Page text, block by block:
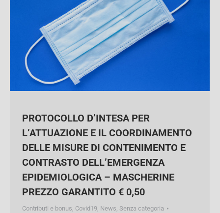
PROTOCOLLO D’INTESA PER
L’ATTUAZIONE E IL
COORDINAMENTO DELLE MISURE DI
CONTENIMENTO E CONTRASTO
DELL’EMERGENZA EPIDEMIOLOGICA
– MASCHERINE PREZZO GARANTITO